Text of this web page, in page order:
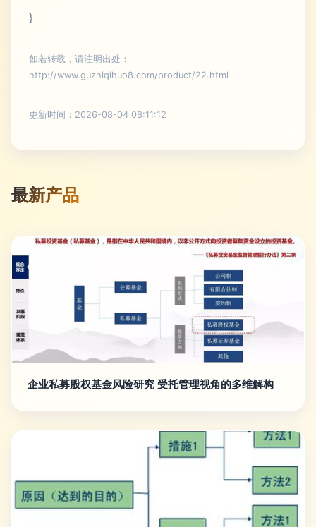
}
如若转载，请注明出处：
http://www.guzhiqihuo8.com/product/22.html
更新时间：2026-08-04 08:11:12
最新产品
企业私募股权基金风险研究 受托管理视角的多维解构